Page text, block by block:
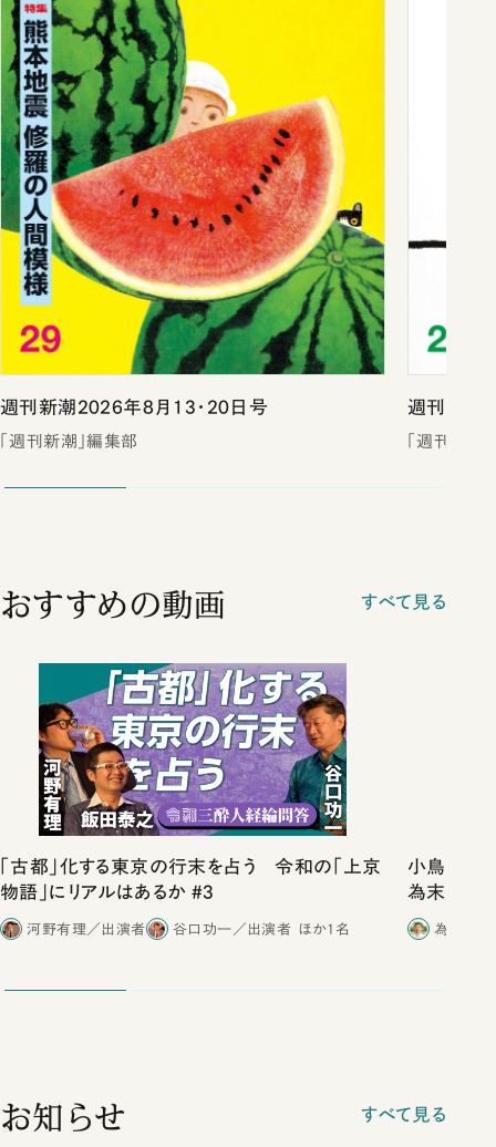
週刊新潮2026年8月13・20日号
「週刊新潮」編集部
週刊新潮
「週刊新潮
おすすめの動画 すべて見る
「古都」化する東京の行末を占う 令和の「上京
物語」にリアルはあるか #3
河野有理／出演者 谷口功一／出演者 ほか1名
小鳥の歌
為末大「
ノ谷一夫
為末大
お知らせ すべて見る